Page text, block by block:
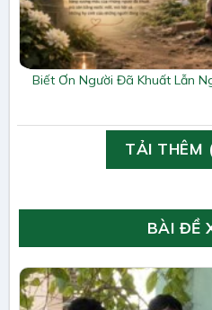
Biết Ơn Người Đã Khuất Lẫn
TẢI THÊM
BÀI ĐỀ